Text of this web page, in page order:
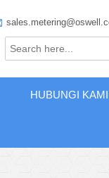
HUBUNGI KAMI